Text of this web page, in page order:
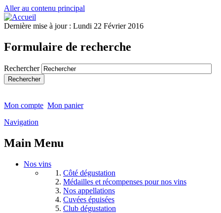
Aller au contenu principal
Dernière mise à jour : Lundi 22 Février 2016
Formulaire de recherche
Rechercher
Mon compte Mon panier
Navigation
Main Menu
Nos vins
Côté dégustation
Médailles et récompenses pour nos vins
Nos appellations
Cuvées épuisées
Club dégustation